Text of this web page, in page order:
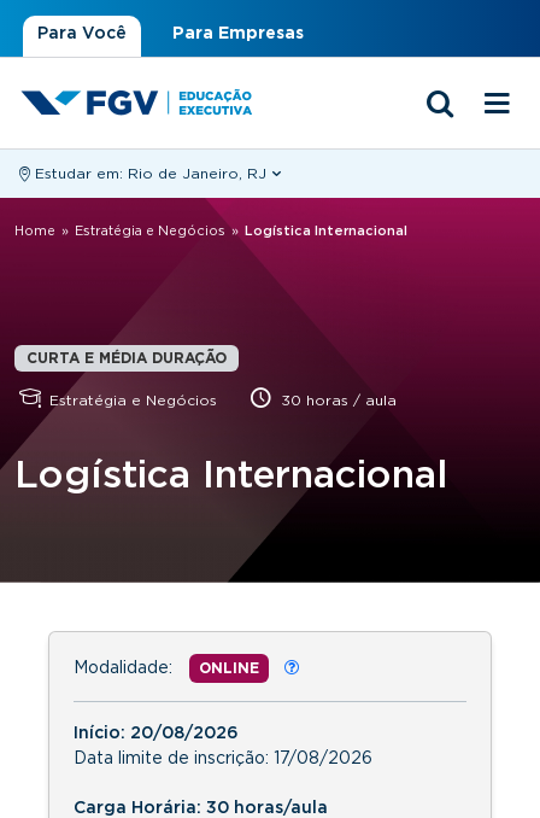
Para Você Para Empresas
Estudar em: Rio de Janeiro, RJ
Você está aqui
Home » Estratégia e Negócios » Logística Internacional
CURTA E MÉDIA DURAÇÃO
Estratégia e Negócios 30 horas / aula
Logística Internacional
Modalidade: ONLINE
Início: 20/08/2026
Data limite de inscrição: 17/08/2026
Carga Horária: 30 horas/aula